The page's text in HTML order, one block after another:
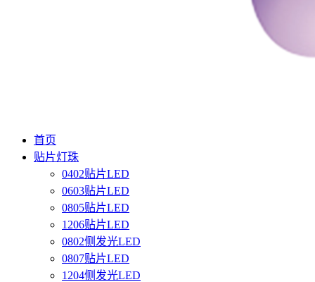
首页
贴片灯珠
0402贴片LED
0603贴片LED
0805贴片LED
1206贴片LED
0802侧发光LED
0807贴片LED
1204侧发光LED